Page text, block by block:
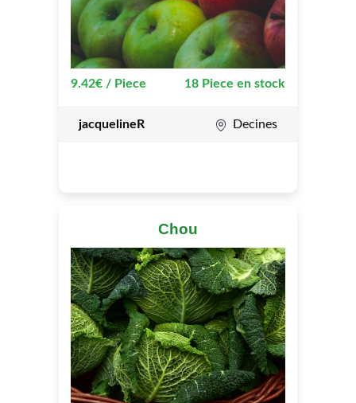
9.42€ / Piece 18 Piece en stock
jacquelineR Decines
Chou